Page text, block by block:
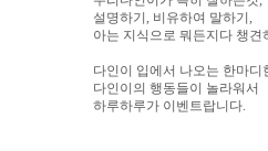
설명하기, 비유하여 말하기,
아는 지식으로 뭐든지다 챙견
다인이 입에서 나오는 한마디
다인이의 행동들이 놀라워서
하루하루가 이벤트랍니다.